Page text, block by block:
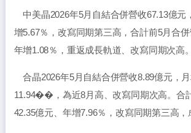
中美晶2026年5月自結合併營收67.13億元
增5.67％，改寫同期第三高，合計前5月合併
年增1.08％，重返成長軌道、改寫同期次高。
合晶2026年5月自結合併營收8.89億元，
11.94��，為近8月高、改寫同期次高。合
42.35億元、年增7.96％，改寫同期第三高，